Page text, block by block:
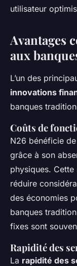
utilisateur
Avantages
aux
L’un des
innovations
banques
Coûts de
N26 bénéficie de
grâce à son
physiques.
réduire
des économies
banques
fixes sont
Rapidité des
La rapidité des